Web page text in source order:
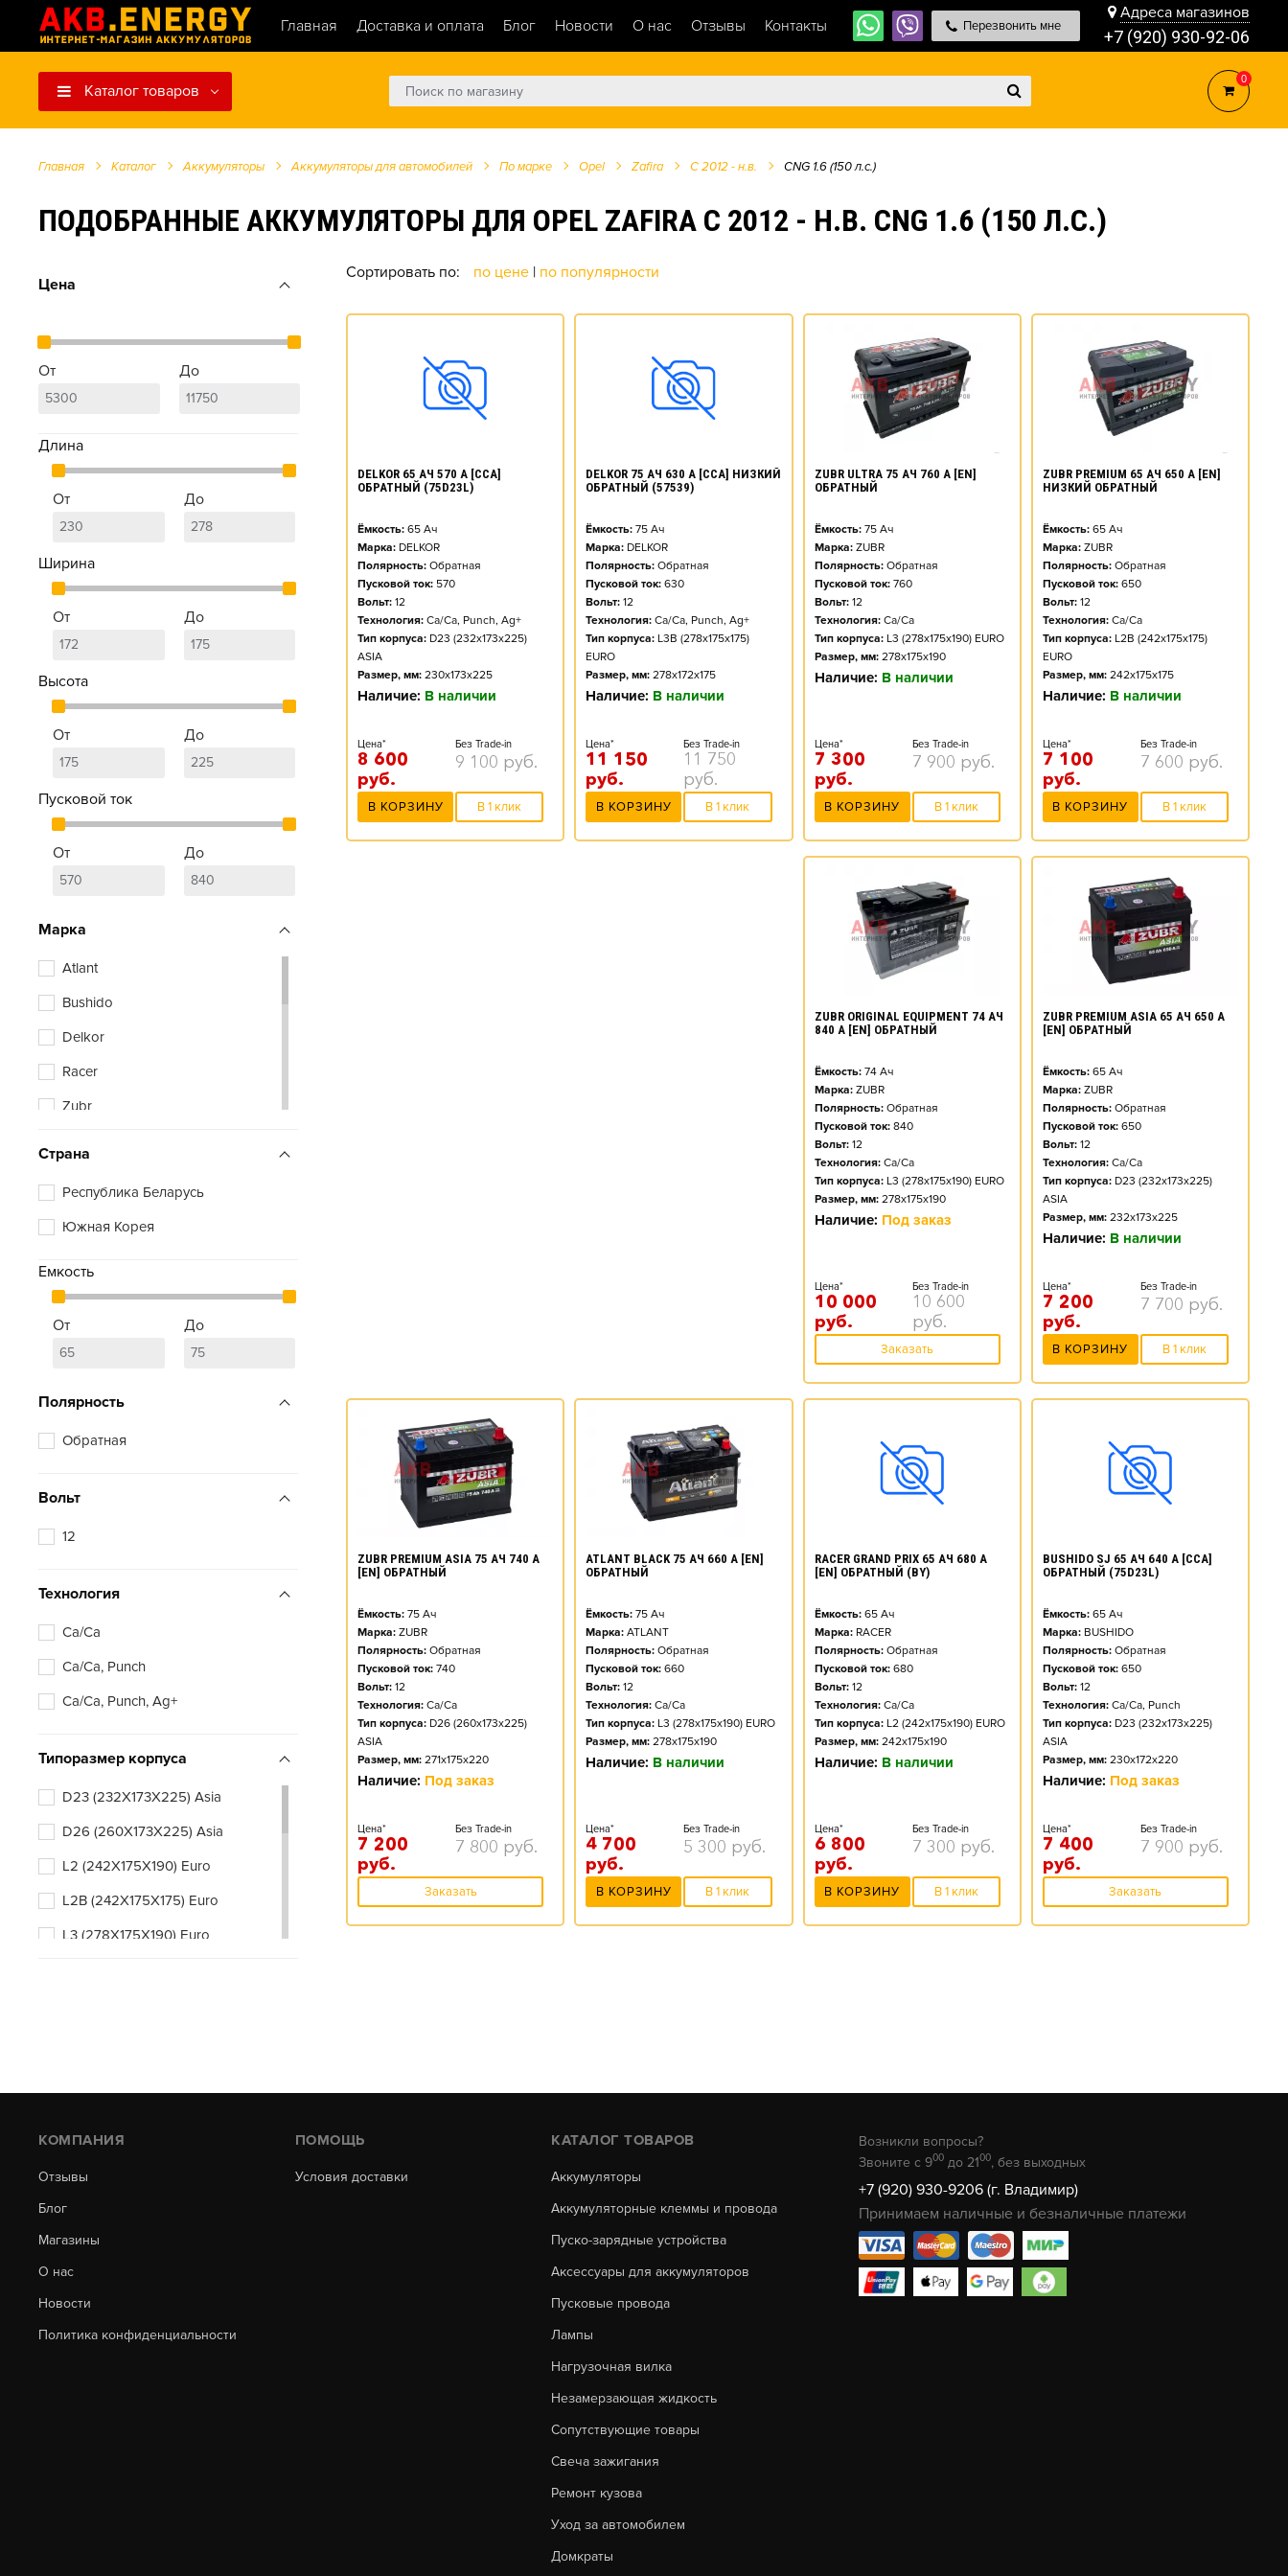
Главная Доставка и оплата Блог Новости О нас Отзывы Контакты Перезвонить мне
Адреса магазинов
+7 (920) 930-92-06
Каталог товаров
0
Главная Каталог Аккумуляторы Аккумуляторы для автомобилей По марке Opel Zafira C 2012 - н.в. CNG 1.6 (150 л.с.)
ПОДОБРАННЫЕ АККУМУЛЯТОРЫ ДЛЯ OPEL ZAFIRA C 2012 - Н.В. CNG 1.6 (150 Л.С.)
Цена
От До
Длина
От До
Ширина
От До
Высота
От До
Пусковой ток
От До
Марка
Atlant
Bushido
Delkor
Racer
Zubr
Страна
Республика Беларусь
Южная Корея
Емкость
От До
Полярность
Обратная
Вольт
12
Технология
Ca/Ca
Ca/Ca, Punch
Ca/Ca, Punch, Ag+
Типоразмер корпуса
D23 (232X173X225) Asia
D26 (260X173X225) Asia
L2 (242X175X190) Euro
L2B (242X175X175) Euro
L3 (278X175X190) Euro
Сортировать по: по цене | по популярности
DELKOR 65 АЧ 570 А [CCA]
ОБРАТНЫЙ (75D23L)
Ёмкость: 65 Ач
Марка: DELKOR
Полярность: Обратная
Пусковой ток: 570
Вольт: 12
Технология: Ca/Ca, Punch, Ag+
Тип корпуса: D23 (232x173x225)
ASIA
Размер, мм: 230x173x225
Наличие: В наличии
Цена*
8 600
руб.
Без Trade-in
9 100 руб.
В КОРЗИНУ В 1 клик
DELKOR 75 АЧ 630 А [CCA] НИЗКИЙ
ОБРАТНЫЙ (57539)
Ёмкость: 75 Ач
Марка: DELKOR
Полярность: Обратная
Пусковой ток: 630
Вольт: 12
Технология: Ca/Ca, Punch, Ag+
Тип корпуса: L3B (278x175x175)
EURO
Размер, мм: 278x172x175
Наличие: В наличии
Цена*
11 150
руб.
Без Trade-in
11 750
руб.
В КОРЗИНУ В 1 клик
ZUBR ULTRA 75 АЧ 760 А [EN]
ОБРАТНЫЙ
Ёмкость: 75Ач
Марка: ZUBR
Полярность: Обратная
Пусковой ток: 760
Вольт: 12
Технология: Ca/Ca
Тип корпуса: L3 (278x175x190) EURO
Размер, мм: 278x175x190
Наличие: В наличии
Цена*
7 300
руб.
Без Trade-in
7 900 руб.
В КОРЗИНУ В 1 клик
ZUBR PREMIUM 65 АЧ 650 А [EN]
НИЗКИЙ ОБРАТНЫЙ
Ёмкость: 65Ач
Марка: ZUBR
Полярность: Обратная
Пусковой ток: 650
Вольт: 12
Технология: Ca/Ca
Тип корпуса: L2B (242x175x175)
EURO
Размер, мм: 242x175x175
Наличие: В наличии
Цена*
7 100
руб.
Без Trade-in
7 600 руб.
В КОРЗИНУ В 1 клик
ZUBR ORIGINAL EQUIPMENT 74 АЧ
840 А [EN] ОБРАТНЫЙ
Ёмкость: 74Ач
Марка: ZUBR
Полярность: Обратная
Пусковой ток: 840
Вольт: 12
Технология: Ca/Ca
Тип корпуса: L3 (278x175x190) EURO
Размер, мм: 278x175x190
Наличие: Под заказ
Цена*
10 000
руб.
Без Trade-in
10 600
руб.
Заказать
ZUBR PREMIUM ASIA 65 АЧ 650 А
[EN] ОБРАТНЫЙ
Ёмкость: 65Ач
Марка: ZUBR
Полярность: Обратная
Пусковой ток: 650
Вольт: 12
Технология: Ca/Ca
Тип корпуса: D23 (232x173x225)
ASIA
Размер, мм: 232x173x225
Наличие: В наличии
Цена*
7 200
руб.
Без Trade-in
7 700 руб.
В КОРЗИНУ В 1 клик
ZUBR PREMIUM ASIA 75 АЧ 740 А
[EN] ОБРАТНЫЙ
Ёмкость: 75 Ач
Марка: ZUBR
Полярность: Обратная
Пусковой ток: 740
Вольт: 12
Технология: Ca/Ca
Тип корпуса: D26 (260x173x225)
ASIA
Размер, мм: 271x175x220
Наличие: Под заказ
Цена*
7 200
руб.
Без Trade-in
7 800 руб.
Заказать
ATLANT BLACK 75 АЧ 660 А [EN]
ОБРАТНЫЙ
Ёмкость: 75 Ач
Марка: ATLANT
Полярность: Обратная
Пусковой ток: 660
Вольт: 12
Технология: Ca/Ca
Тип корпуса: L3 (278x175x190) EURO
Размер, мм: 278x175x190
Наличие: В наличии
Цена*
4 700
руб.
Без Trade-in
5 300 руб.
В КОРЗИНУ В 1 клик
RACER GRAND PRIX 65 АЧ 680 А
[EN] ОБРАТНЫЙ (BY)
Ёмкость: 65Ач
Марка: RACER
Полярность: Обратная
Пусковой ток: 680
Вольт: 12
Технология: Ca/Ca
Тип корпуса: L2 (242x175x190) EURO
Размер, мм: 242x175x190
Наличие: В наличии
Цена*
6 800
руб.
Без Trade-in
7 300 руб.
В КОРЗИНУ В 1 клик
BUSHIDO SJ 65 АЧ 640 А [CCA]
ОБРАТНЫЙ (75D23L)
Ёмкость: 65Ач
Марка: BUSHIDO
Полярность: Обратная
Пусковой ток: 650
Вольт: 12
Технология: Ca/Ca, Punch
Тип корпуса: D23 (232x173x225)
ASIA
Размер, мм: 230x172x220
Наличие: Под заказ
Цена*
7 400
руб.
Без Trade-in
7 900 руб.
Заказать
КОМПАНИЯ
Отзывы
Блог
Магазины
О нас
Новости
Политика конфиденциальности
ПОМОЩЬ
Условия доставки
КАТАЛОГ ТОВАРОВ
Аккумуляторы
Аккумуляторные клеммы и провода
Пуско-зарядные устройства
Аксессуары для аккумуляторов
Пусковые провода
Лампы
Нагрузочная вилка
Незамерзающая жидкость
Сопутствующие товары
Свеча зажигания
Ремонт кузова
Уход за автомобилем
Домкраты
Возникли вопросы?
Звоните с 900 до 2100, без выходных
+7 (920) 930-9206 (г. Владимир)
Принимаем наличные и безналичные платежи